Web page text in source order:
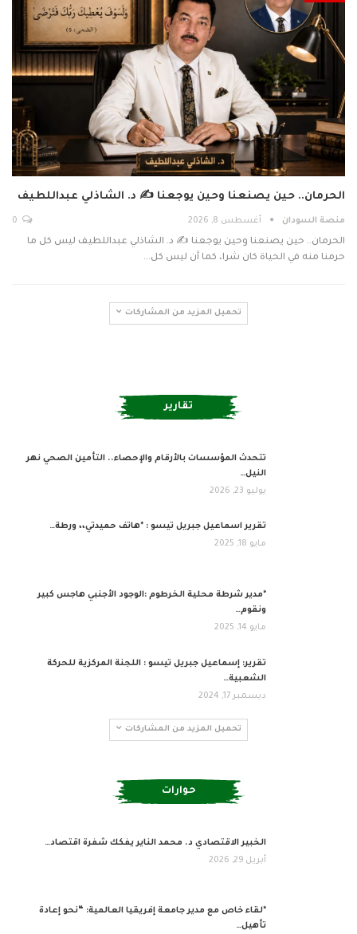
الحرمان.. حين يصنعنا وحين يوجعنا ✍️ د. الشاذلي عبداللطيف
منصة السودان أغسطس 8, 2026
الحرمان.. حين يصنعنا وحين يوجعنا ✍️ د. الشاذلي عبداللطيف ليس كل ما
حرمنا منه في الحياة كان شرا، كما أن ليس كل…
تحميل المزيد من المشاركات
تقارير
تتحدث المؤسسات بالأرقام والإحصاء.. التأمين الصحي نهر
النيل…
يوليو 23, 2026
تقرير اسماعيل جبريل تيسو : *هاتف حميدتي،، ورطة…
مايو 18, 2025
*مدير شرطة محلية الخرطوم :الوجود الأجنبي هاجس كبير
ونقوم…
مايو 14, 2025
تقرير: إسماعيل جبريل تيسو : اللجنة المركزية للحركة
الشعبية…
ديسمبر 17, 2024
تحميل المزيد من المشاركات
حوارات
​الخبير الاقتصادي د. محمد الناير يفكك شفرة اقتصاد…
أبريل 29, 2026
*لقاء خاص مع مدير جامعة إفريقيا العالمية: “نحو إعادة
تأهيل…